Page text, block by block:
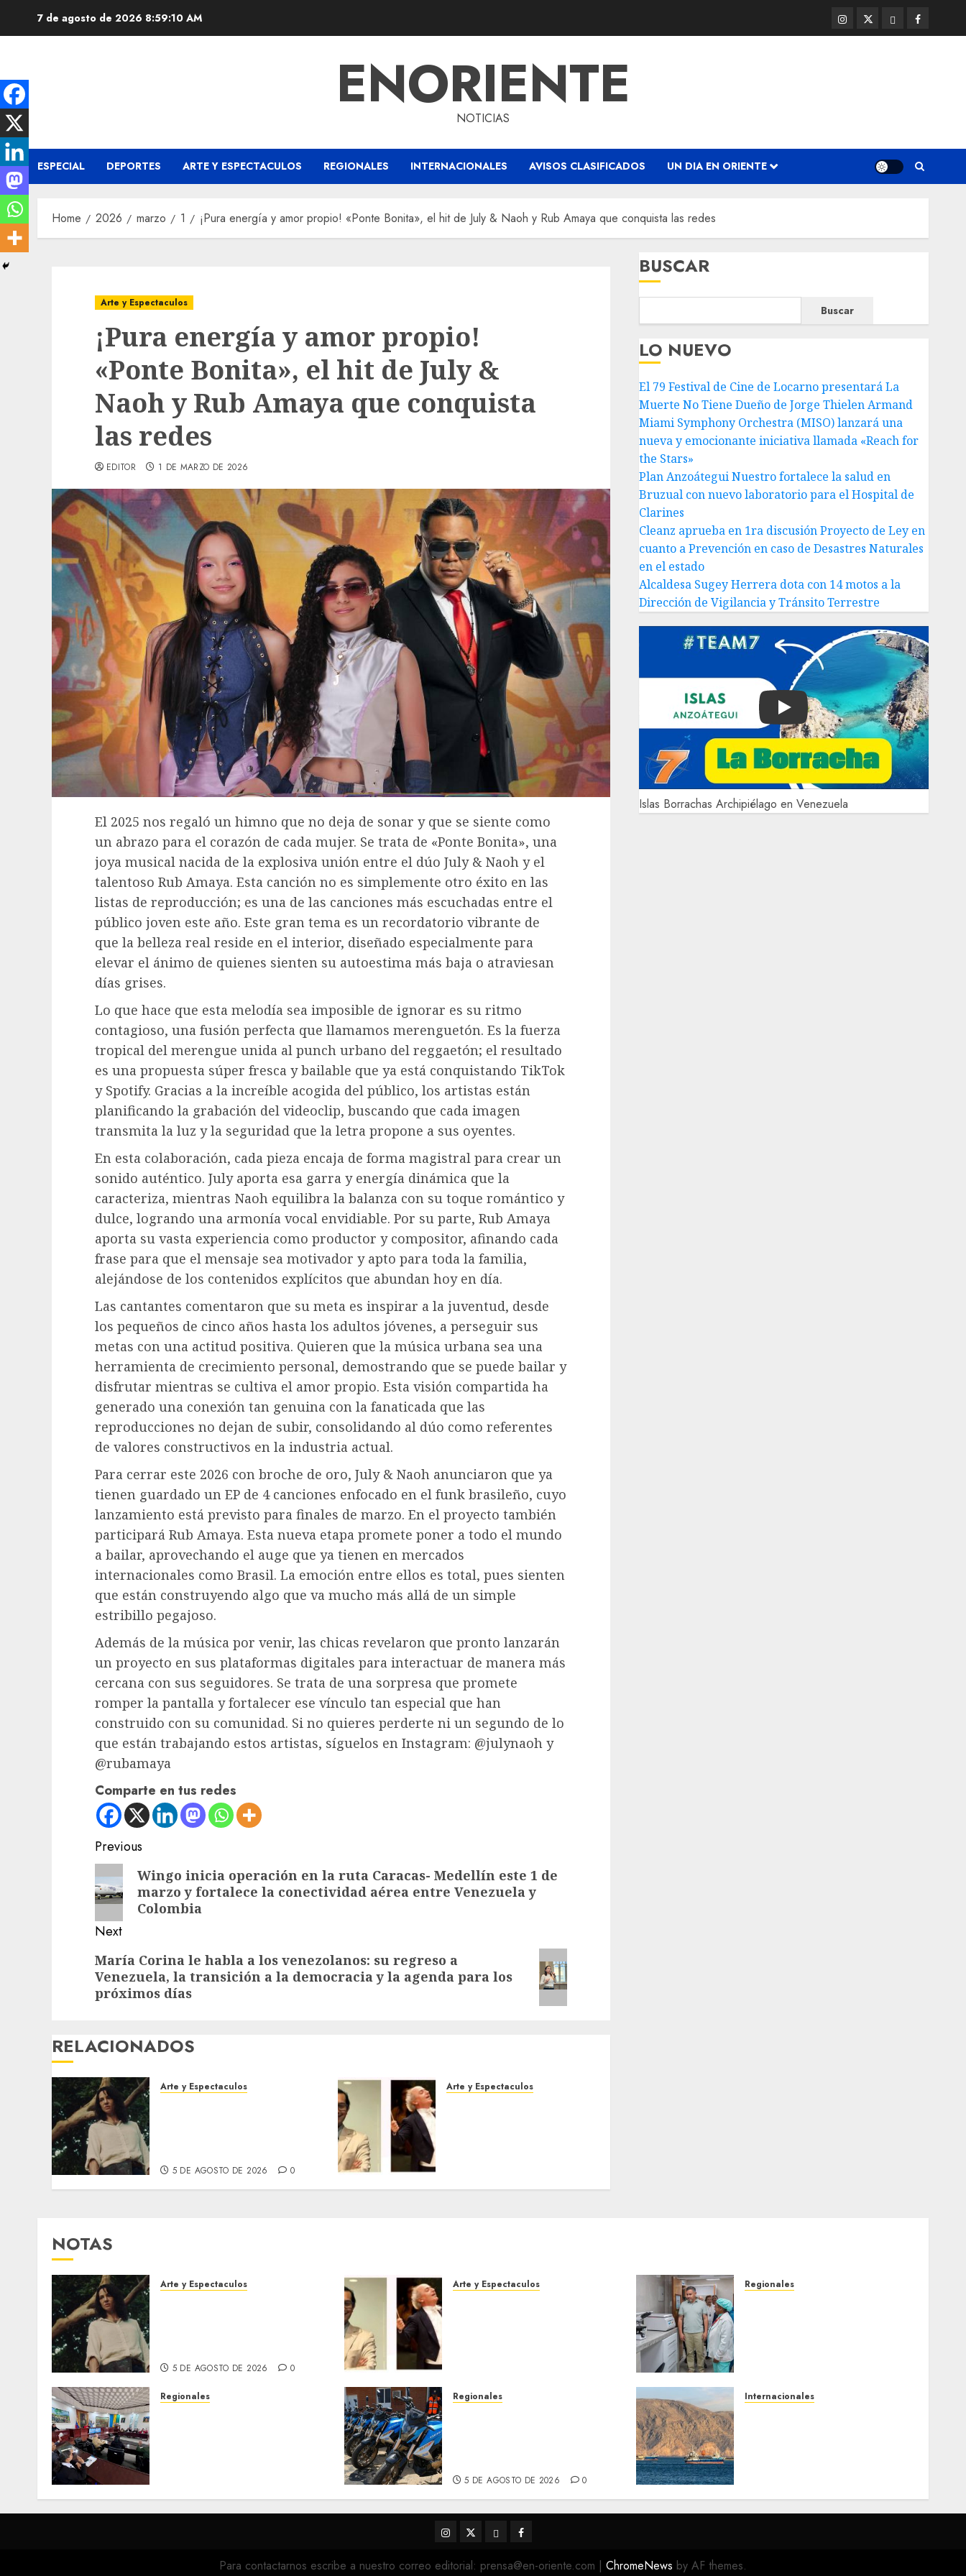
7 de agosto de 2026 8:59:11 AM
Instagram
@EnOriente
Twitter
(X)
ThreadsFacebook
ENORIENTE
NOTICIAS
ESPECIAL DEPORTES ARTE Y ESPECTACULOS REGIONALES INTERNACIONALES AVISOS CLASIFICADOS UN DIA EN ORIENTE
Home 2026 marzo 1 ¡Pura energía y amor propio! «Ponte Bonita», el hit de July & Naoh y Rub Amaya que conquista las redes
Arte y Espectaculos
¡Pura energía y amor propio!
«Ponte Bonita», el hit de July &
Naoh y Rub Amaya que conquista
las redes
EDITOR 1 DE MARZO DE 2026
El 2025 nos regaló un himno que no deja de sonar y que se siente como
un abrazo para el corazón de cada mujer. Se trata de «Ponte Bonita», una
joya musical nacida de la explosiva unión entre el dúo July & Naoh y el
talentoso Rub Amaya. Esta canción no es simplemente otro éxito en las
listas de reproducción; es una de las canciones más escuchadas entre el
público joven este año. Este gran tema es un recordatorio vibrante de
que la belleza real reside en el interior, diseñado especialmente para
elevar el ánimo de quienes sienten su autoestima más baja o atraviesan
días grises.
Lo que hace que esta melodía sea imposible de ignorar es su ritmo
contagioso, una fusión perfecta que llamamos merenguetón. Es la fuerza
tropical del merengue unida al punch urbano del reggaetón; el resultado
es una propuesta súper fresca y bailable que ya está conquistando TikTok
y Spotify. Gracias a la increíble acogida del público, los artistas están
planificando la grabación del videoclip, buscando que cada imagen
transmita la luz y la seguridad que la letra propone a sus oyentes.
En esta colaboración, cada pieza encaja de forma magistral para crear un
sonido auténtico. July aporta esa garra y energía dinámica que la
caracteriza, mientras Naoh equilibra la balanza con su toque romántico y
dulce, logrando una armonía vocal envidiable. Por su parte, Rub Amaya
aporta su vasta experiencia como productor y compositor, afinando cada
frase para que el mensaje sea motivador y apto para toda la familia,
alejándose de los contenidos explícitos que abundan hoy en día.
Las cantantes comentaron que su meta es inspirar a la juventud, desde
los pequeños de cinco años hasta los adultos jóvenes, a perseguir sus
metas con una actitud positiva. Quieren que la música urbana sea una
herramienta de crecimiento personal, demostrando que se puede bailar y
disfrutar mientras se cultiva el amor propio. Esta visión compartida ha
generado una conexión tan genuina con la fanaticada que las
reproducciones no dejan de subir, consolidando al dúo como referentes
de valores constructivos en la industria actual.
Para cerrar este 2026 con broche de oro, July & Naoh anunciaron que ya
tienen guardado un EP de 4 canciones enfocado en el funk brasileño, cuyo
lanzamiento está previsto para finales de marzo. En el proyecto también
participará Rub Amaya. Esta nueva etapa promete poner a todo el mundo
a bailar, aprovechando el auge que ya tienen en mercados
internacionales como Brasil. La emoción entre ellos es total, pues sienten
que están construyendo algo que va mucho más allá de un simple
estribillo pegajoso.
Además de la música por venir, las chicas revelaron que pronto lanzarán
un proyecto en sus plataformas digitales para interactuar de manera más
cercana con sus seguidores. Se trata de una sorpresa que promete
romper la pantalla y fortalecer ese vínculo tan especial que han
construido con su comunidad. Si no quieres perderte ni un segundo de lo
que están trabajando estos artistas, síguelos en Instagram: @julynaoh y
@rubamaya
Comparte en tus redes
Post
navigation
Previous
Previous
post:
Wingo inicia operación en la ruta Caracas- Medellín este 1 de
marzo y fortalece la conectividad aérea entre Venezuela y
Colombia
Next
Next
post:
María Corina le habla a los venezolanos: su regreso a
Venezuela, la transición a la democracia y la agenda para los
próximos días
RELACIONADOS
Arte y Espectaculos
5 DE AGOSTO DE 2026 0
Arte y Espectaculos
5 DE AGOSTO DE 2026 0
BUSCAR
Buscar
LO NUEVO
El 79 Festival de Cine de Locarno presentará La
Muerte No Tiene Dueño de Jorge Thielen Armand
Miami Symphony Orchestra (MISO) lanzará una
nueva y emocionante iniciativa llamada «Reach for
the Stars»
Plan Anzoátegui Nuestro fortalece la salud en
Bruzual con nuevo laboratorio para el Hospital de
Clarines
Cleanz aprueba en 1ra discusión Proyecto de Ley en
cuanto a Prevención en caso de Desastres Naturales
en el estado
Alcaldesa Sugey Herrera dota con 14 motos a la
Dirección de Vigilancia y Tránsito Terrestre
Play
Islas Borrachas Archipiélago en Venezuela
NOTAS
Arte y Espectaculos
5 DE AGOSTO DE 2026 0
Arte y Espectaculos Regionales
Regionales
5 DE AGOSTO DE 2026 0
Regionales
5 DE AGOSTO DE 2026 0
Internacionales
5 DE AGOSTO DE 2026
0
Instagram
TwitterThreadsFacebook
Para contactarnos escribe a nuestro correo editorial: prensa@en-oriente.com | ChromeNews by AF themes.